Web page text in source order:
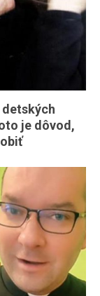
je dôvod,